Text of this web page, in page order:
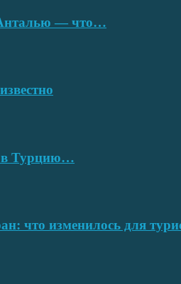
Анталью — что…
в Турцию…
что изменилось для